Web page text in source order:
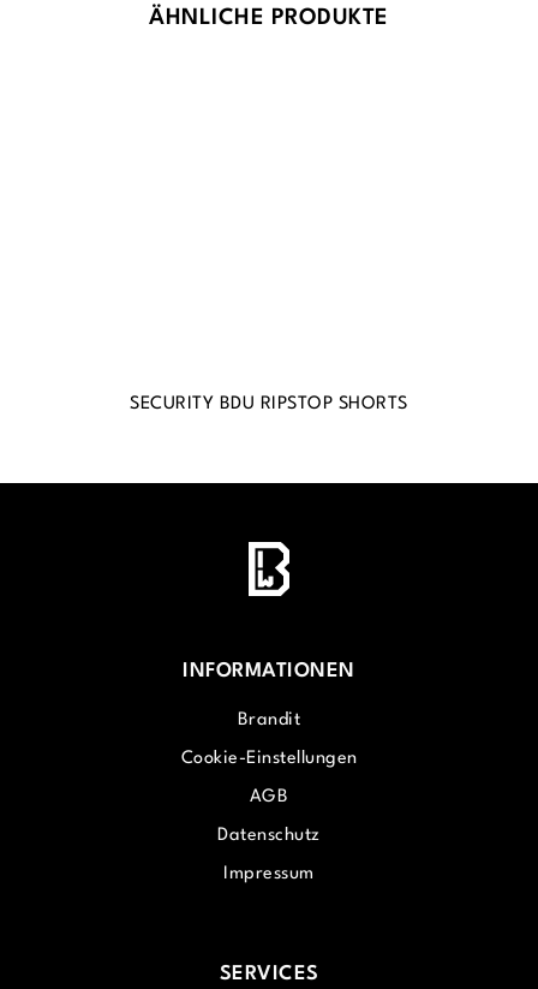
Produktgalerie überspringen
ÄHNLICHE PRODUKTE
SECURITY BDU RIPSTOP SHORTS
INFORMATIONEN
Brandit
Cookie-Einstellungen
AGB
Datenschutz
Impressum
SERVICES